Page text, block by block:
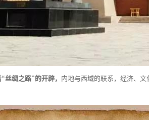
丝绸之路”的开辟， 内地与西域的联系，经济、文